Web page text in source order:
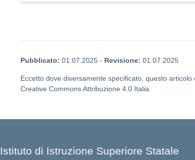
Pubblicato: 01.07.2025 - Revisione: 01.07.2025
Eccetto dove diversamente specificato, questo
Creative Commons Attribuzione 4.0 Italia.
Istituto di Istruzione Superiore Statale